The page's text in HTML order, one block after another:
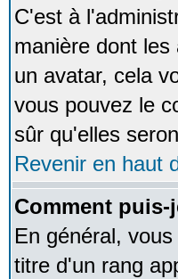
C'est à
manière dont
un avatar, cela
vous pouvez le
sûr qu'elles
Revenir en haut
Comment
En général,
titre d'un rang